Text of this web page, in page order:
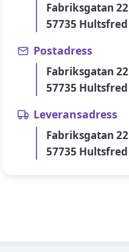
Fabriksgatan 22
57735 Hultsfred
Postadress
Fabriksgatan 22
57735 Hultsfred
Leveransadress
Fabriksgatan 22
57735 Hultsfred